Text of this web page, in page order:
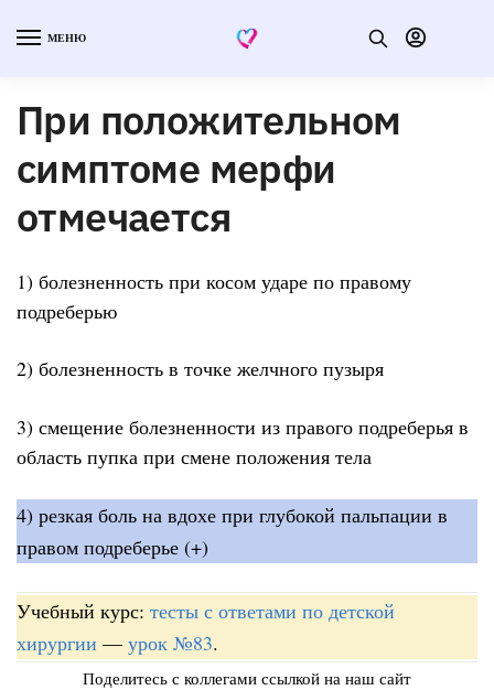
МЕНЮ
При положительном
симптоме мерфи
отмечается
1) болезненность при косом ударе по правому
подреберью
2) болезненность в точке желчного пузыря
3) смещение болезненности из правого подреберья в
область пупка при смене положения тела
4) резкая боль на вдохе при глубокой пальпации в
правом подреберье (+)
Учебный курс: тесты с ответами по детской
хирургии — урок №83.
Поделитесь с коллегами ссылкой на наш сайт